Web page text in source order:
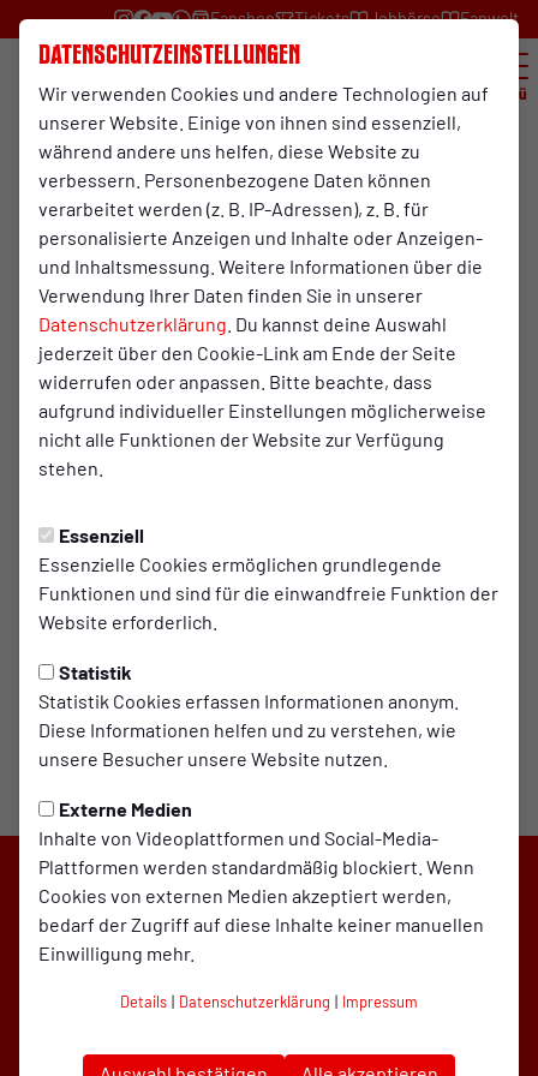
Datenschutzeinstellungen
Wir verwenden Cookies und andere Technologien auf
unserer Website. Einige von ihnen sind essenziell,
während andere uns helfen, diese Website zu
verbessern. Personenbezogene Daten können
verarbeitet werden (z. B. IP-Adressen), z. B. für
personalisierte Anzeigen und Inhalte oder Anzeigen-
und Inhaltsmessung. Weitere Informationen über die
Verwendung Ihrer Daten finden Sie in unserer
Datenschutzerklärung . Du kannst deine Auswahl
jederzeit über den Cookie-Link am Ende der Seite
widerrufen oder anpassen. Bitte beachte, dass
aufgrund individueller Einstellungen möglicherweise
nicht alle Funktionen der Website zur Verfügung
stehen.
Essenziell
Essenzielle Cookies ermöglichen grundlegende
Funktionen und sind für die einwandfreie Funktion der
Website erforderlich.
Statistik
Statistik Cookies erfassen Informationen anonym.
Diese Informationen helfen und zu verstehen, wie
unsere Besucher unsere Website nutzen.
Externe Medien
Inhalte von Videoplattformen und Social-Media-
Plattformen werden standardmäßig blockiert. Wenn
Cookies von externen Medien akzeptiert werden,
bedarf der Zugriff auf diese Inhalte keiner manuellen
Einwilligung mehr.
Details | Datenschutzerklärung | Impressum
Fanshop Tickets Jobbörse Fanwelt
Menü
RWO.TV
Mittwoch, 29.04.2026 11:00 Uhr
Pressekonferenz Bonner SC -
RWO
Das Video wird erst nach dem Klick von YouTube
geladen und abgespielt. Dazu baut dein Browser
eine direkte Verbindung zu den YouTube-Servern
auf. Mehr Informationen kannst du unserer
Video laden